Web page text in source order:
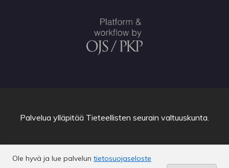
Ole hyvä ja lue palvelun tietosuojaseloste
Palvelua ylläpitää Tieteellisten seurain valtuuskunta